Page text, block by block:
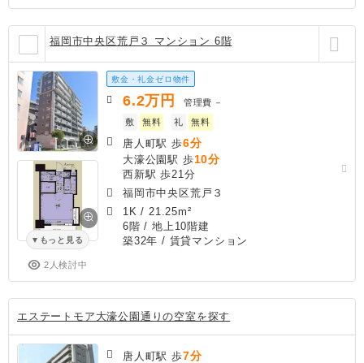
福岡市中央区荒戸３ マンション 6階
もっと見る
2人検討中
敷金・礼金ゼロ物件
6.2万円 管理費 －
敷
無料 礼 無料
唐人町駅 歩6分
大濠公園駅 歩10分
西新駅 歩21分
福岡市中央区荒戸３
1K / 21.25m²
6階 / 地上10階建
築32年 / 賃貸マンション
エステートモア大濠公園通りの空室を探す
唐人町駅 歩7分